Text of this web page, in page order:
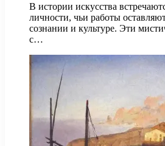
В истории искусства
личности, чьи работы
сознании и культуре. Эти
с…